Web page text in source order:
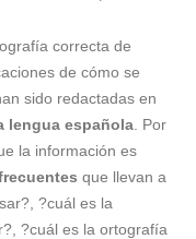
correcta de
de cómo se
sido redactadas en
lengua española . Por
la información es
que llevan a
?cuál es la
?cuál es la ortografía